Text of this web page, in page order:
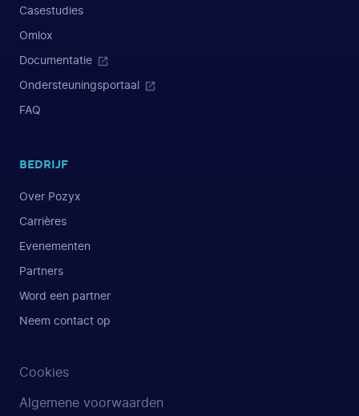
Casestudies
Omlox
Documentatie
Ondersteuningsportaal
FAQ
BEDRIJF
Over Pozyx
Carrières
Evenementen
Partners
Word een partner
Neem contact op
Cookies
Algemene voorwaarden